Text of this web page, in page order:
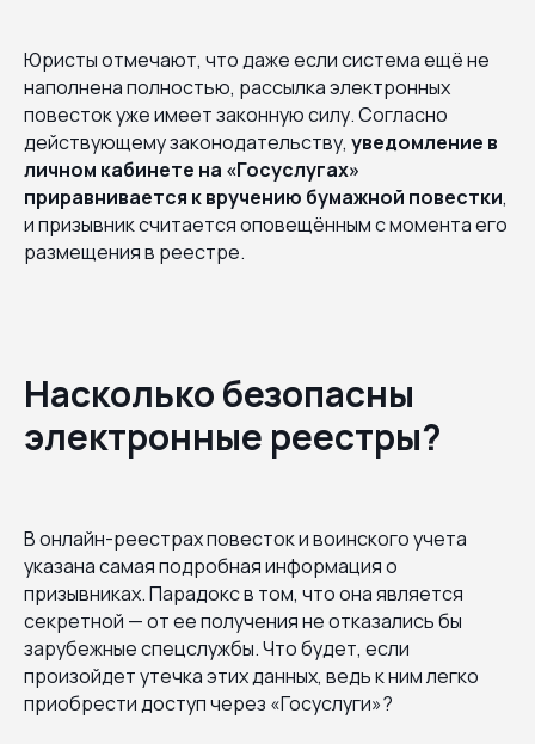
Юристы отмечают, что даже если система ещё не
наполнена полностью, рассылка электронных
повесток уже имеет законную силу. Согласно
действующему законодательству, уведомление в
личном кабинете на «Госуслугах»
приравнивается к вручению бумажной повестки,
и призывник считается оповещённым с момента его
размещения в реестре.
Насколько безопасны
электронные реестры?
В онлайн-реестрах повесток и воинского учета
указана самая подробная информация о
призывниках. Парадокс в том, что она является
секретной — от ее получения не отказались бы
зарубежные спецслужбы. Что будет, если
произойдет утечка этих данных, ведь к ним легко
приобрести доступ через «Госуслуги»?